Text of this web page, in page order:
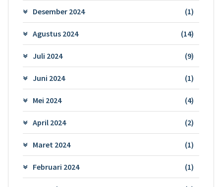
Desember 2024 (1)
Agustus 2024 (14)
Juli 2024 (9)
Juni 2024 (1)
Mei 2024 (4)
April 2024 (2)
Maret 2024 (1)
Februari 2024 (1)